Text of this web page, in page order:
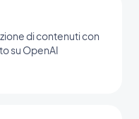
di contenuti con
su OpenAI